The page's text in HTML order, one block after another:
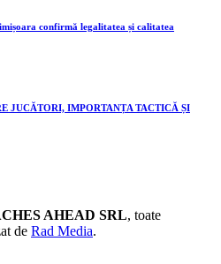
confirmă legalitatea și calitatea
JUCĂTORI, IMPORTANȚA TACTICĂ ȘI
AHEAD SRL, toate
de Rad Media.